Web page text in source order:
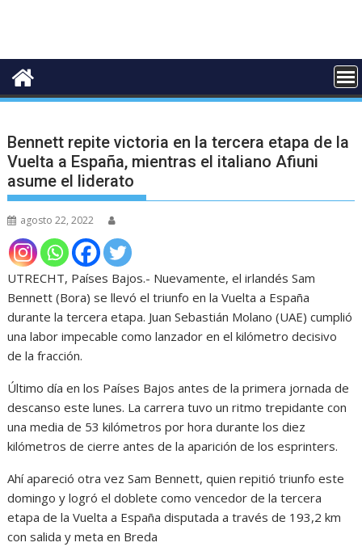
Bennett repite victoria en la tercera etapa de la
Vuelta a España, mientras el italiano Afiuni
asume el liderato
agosto 22, 2022
UTRECHT, Países Bajos.- Nuevamente, el irlandés Sam
Bennett (Bora) se llevó el triunfo en la Vuelta a España
durante la tercera etapa. Juan Sebastián Molano (UAE) cumplió
una labor impecable como lanzador en el kilómetro decisivo
de la fracción.
Último día en los Países Bajos antes de la primera jornada de
descanso este lunes. La carrera tuvo un ritmo trepidante con
una media de 53 kilómetros por hora durante los diez
kilómetros de cierre antes de la aparición de los esprinters.
Ahí apareció otra vez Sam Bennett, quien repitió triunfo este
domingo y logró el doblete como vencedor de la tercera
etapa de la Vuelta a España disputada a través de 193,2 km
con salida y meta en Breda